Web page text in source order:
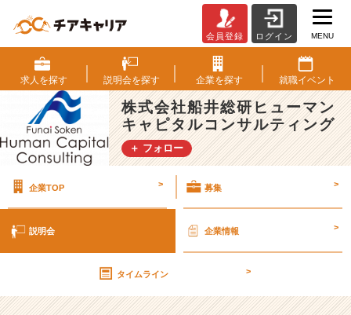
式
会
社
船
井
総
研
ー
キ
ャ
会員登録 ログイン MENU
求人を探す 説明会を探す 企業を探す 就職イベント
株式会社船井総研ヒューマン
キャピタルコンサルティング
＋ フォロー
企業TOP > 募集 >
説明会 企業情報 >
タイムライン >